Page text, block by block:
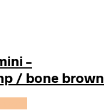
–
/ bone brown